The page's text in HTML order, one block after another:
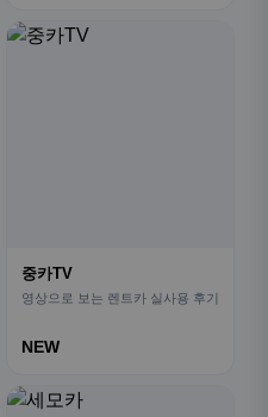
중카TV
영상으로 보는 렌트카 실사용 후기
NEW